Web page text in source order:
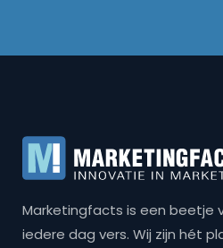
Marketingfacts is een beetje
iedere dag vers. Wij zijn hét